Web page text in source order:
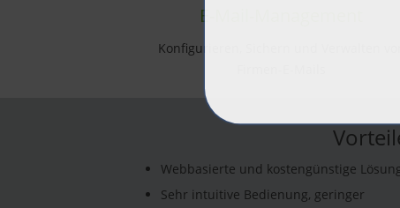
E-Mail-Management
Konfigurieren, Sichern und Verwalten von
Webbasierte und kostengünstige
Sehr intuitive Bedienung, geringer